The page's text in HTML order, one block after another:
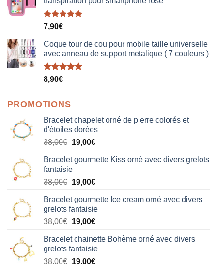
Note5.00
7,90€
Coque tour de cou pour mobile taille universelle
avec anneau de support metalique ( 7 couleurs )
Note5.00
8,90€
PROMOTIONS
Bracelet chapelet orné de pierre colorés et
d'étoiles dorées
38,00€ Le
initial
était :
38,00€.
19,00€Le
actuel
19,00€.
Bracelet gourmette Kiss orné avec divers grelots
fantaisie
38,00€ Le
initial
était :
38,00€.
19,00€Le
actuel
est :
19,00€.
Bracelet gourmette Ice cream orné avec divers
grelots fantaisie
38,00€ Le
initial
était :
38,00€.
19,00€Le
actuel
est :
19,00€.
Bracelet chainette Bohème orné avec divers
grelots fantaisie
38,00€ Le
19,00€Le